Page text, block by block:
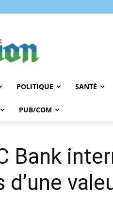
POLITIQUE SANTÉ
PUB/COM
Bank